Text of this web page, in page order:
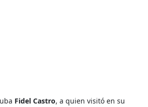
Fidel Castro, a quien visitó en su